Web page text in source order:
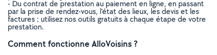
- Du contrat de prestation au paiement en ligne, en passant
par la prise de rendez-vous, l’état des lieux, les devis et les
factures : utilisez nos outils gratuits à chaque étape de votre
prestation.
Comment fonctionne AlloVoisins ?